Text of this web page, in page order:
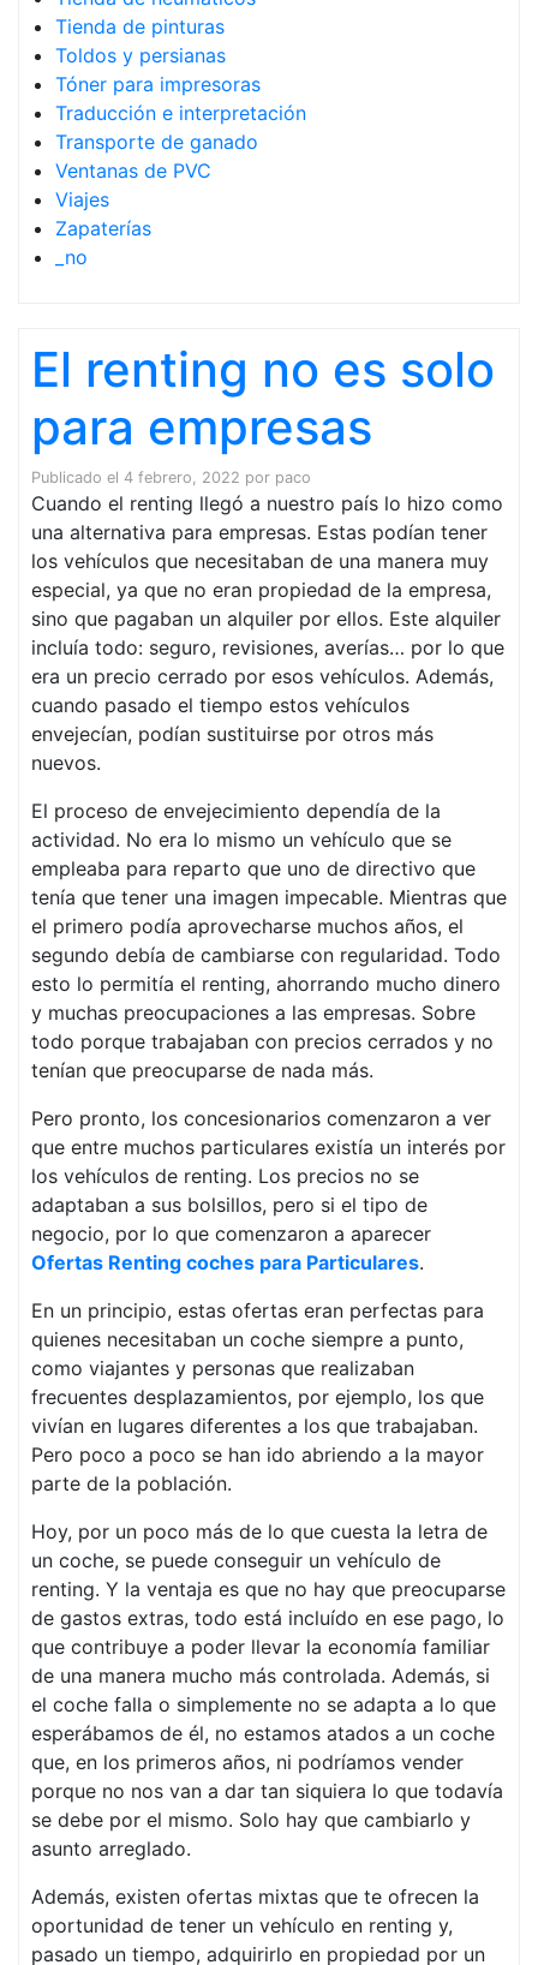
Tienda de pinturas
Toldos y persianas
Tóner para impresoras
Traducción e interpretación
Transporte de ganado
Ventanas de PVC
Viajes
Zapaterías
_no
El renting no es solo
para empresas
Publicado el 4 febrero, 2022 por paco
Cuando el renting llegó a nuestro país lo hizo como
una alternativa para empresas. Estas podían tener
los vehículos que necesitaban de una manera muy
especial, ya que no eran propiedad de la empresa,
sino que pagaban un alquiler por ellos. Este alquiler
incluía todo: seguro, revisiones, averías… por lo que
era un precio cerrado por esos vehículos. Además,
cuando pasado el tiempo estos vehículos
envejecían, podían sustituirse por otros más
nuevos.
El proceso de envejecimiento dependía de la
actividad. No era lo mismo un vehículo que se
empleaba para reparto que uno de directivo que
tenía que tener una imagen impecable. Mientras que
el primero podía aprovecharse muchos años, el
segundo debía de cambiarse con regularidad. Todo
esto lo permitía el renting, ahorrando mucho dinero
y muchas preocupaciones a las empresas. Sobre
todo porque trabajaban con precios cerrados y no
tenían que preocuparse de nada más.
Pero pronto, los concesionarios comenzaron a ver
que entre muchos particulares existía un interés por
los vehículos de renting. Los precios no se
adaptaban a sus bolsillos, pero si el tipo de
negocio, por lo que comenzaron a aparecer
Ofertas Renting coches para Particulares.
En un principio, estas ofertas eran perfectas para
quienes necesitaban un coche siempre a punto,
como viajantes y personas que realizaban
frecuentes desplazamientos, por ejemplo, los que
vivían en lugares diferentes a los que trabajaban.
Pero poco a poco se han ido abriendo a la mayor
parte de la población.
Hoy, por un poco más de lo que cuesta la letra de
un coche, se puede conseguir un vehículo de
renting. Y la ventaja es que no hay que preocuparse
de gastos extras, todo está incluído en ese pago, lo
que contribuye a poder llevar la economía familiar
de una manera mucho más controlada. Además, si
el coche falla o simplemente no se adapta a lo que
esperábamos de él, no estamos atados a un coche
que, en los primeros años, ni podríamos vender
porque no nos van a dar tan siquiera lo que todavía
se debe por el mismo. Solo hay que cambiarlo y
asunto arreglado.
Además, existen ofertas mixtas que te ofrecen la
oportunidad de tener un vehículo en renting y,
pasado un tiempo, adquirirlo en propiedad por un